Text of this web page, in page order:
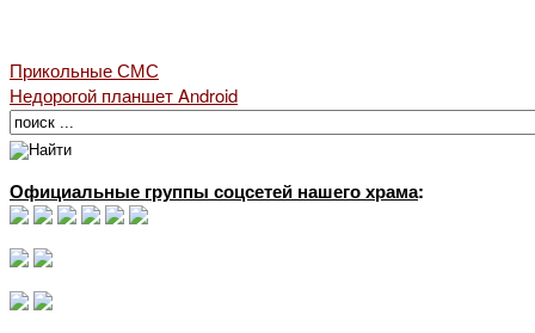
Прикольные СМС
Недорогой планшет Android
Официальные группы соцсетей нашего храма: